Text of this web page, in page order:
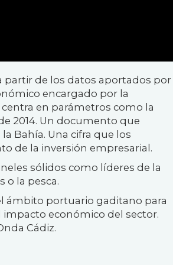
partir de los datos aportados por
encargado por la
en parámetros como la
2014. Un documento que
Bahía. Una cifra que los
de la inversión empresarial.
sólidos como líderes de la
o la pesca.
ámbito portuario gaditano para
económico del sector.
Cádiz.